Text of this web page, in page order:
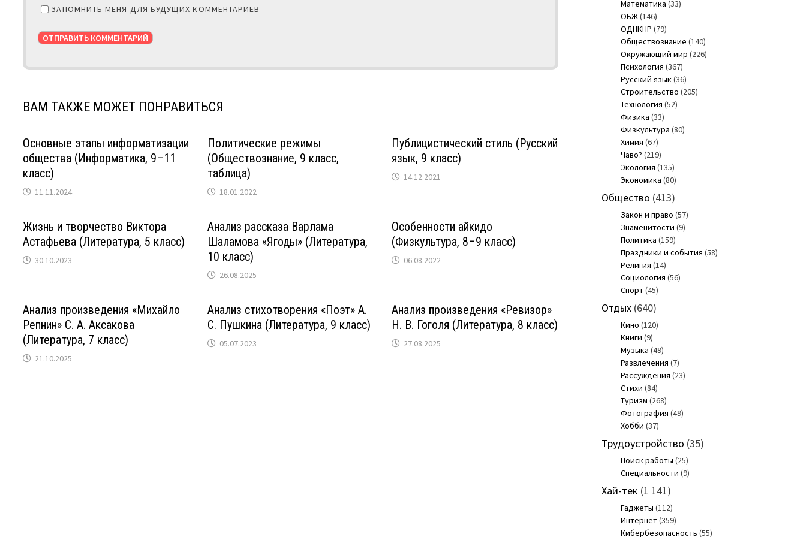
ЗАПОМНИТЬ МЕНЯ ДЛЯ БУДУЩИХ КОММЕНТАРИЕВ
ВАМ ТАКЖЕ МОЖЕТ ПОНРАВИТЬСЯ
Основные этапы информатизации
общества (Информатика, 9–11
класс)
11.11.2024
Политические режимы
(Обществознание, 9 класс,
таблица)
18.01.2022
Публицистический стиль (Русский
язык, 9 класс)
14.12.2021
Жизнь и творчество Виктора
Астафьева (Литература, 5 класс)
30.10.2023
Анализ рассказа Варлама
Шаламова «Ягоды» (Литература,
10 класс)
26.08.2025
Особенности айкидо
(Физкультура, 8–9 класс)
06.08.2022
Анализ произведения «Михайло
Репнин» С. А. Аксакова
(Литература, 7 класс)
21.10.2025
Анализ стихотворения «Поэт» А.
С. Пушкина (Литература, 9 класс)
05.07.2023
Анализ произведения «Ревизор»
Н. В. Гоголя (Литература, 8 класс)
27.08.2025
Математика (33)
ОБЖ(146)
ОДНКНР (79)
Обществознание (140)
Окружающий мир (226)
Психология (367)
Русский язык(36)
Строительство (205)
Технология (52)
Физика (33)
Физкультура (80)
Химия (67)
Чаво? (219)
Экология (135)
Экономика (80)
Общество (413)
Закон и право (57)
Знаменитости (9)
Политика (159)
Праздники и события (58)
Религия (14)
Социология (56)
Спорт(45)
Отдых(640)
Кино (120)
Книги (9)
Музыка (49)
Развлечения (7)
Рассуждения (23)
Стихи (84)
Туризм (268)
Фотография (49)
Хобби (37)
Трудоустройство (35)
Поиск работы (25)
Специальности (9)
Хай-тек (1 141)
Гаджеты (112)
Интернет(359)
Кибербезопасность (55)